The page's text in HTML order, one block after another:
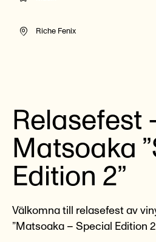
Relasefest
Matsoaka
Edition 2”
Välkomna till relasefest av
”Matsoaka – Special Edition
Riche Fenix